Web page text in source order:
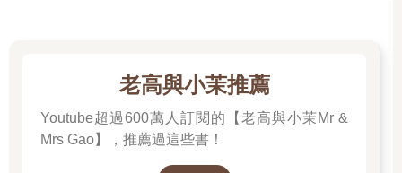
老高與小茉推薦
Youtube超過600萬人訂閱的【老高與小茉Mr &
Mrs Gao】，推薦過這些書！